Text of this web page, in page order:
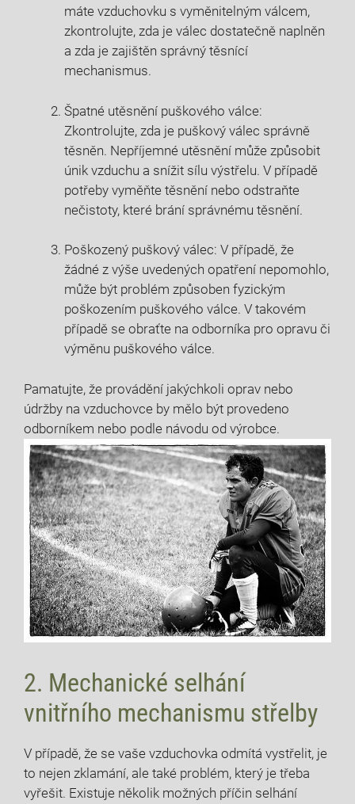
máte vzduchovku s vyměnitelným válcem,
zkontrolujte, zda je válec dostatečně naplněn
a zda je zajištěn správný těsnící
mechanismus.
Špatné utěsnění puškového válce:
Zkontrolujte, zda je puškový válec správně
těsněn. Nepříjemné utěsnění může způsobit
únik vzduchu a snížit sílu výstřelu. V případě
potřeby vyměňte těsnění nebo odstraňte
nečistoty, které brání správnému těsnění.
Poškozený puškový válec: V případě, že
žádné z výše uvedených opatření nepomohlo,
může být problém způsoben fyzickým
poškozením puškového válce. V takovém
případě se obraťte na odborníka pro opravu či
výměnu puškového válce.
Pamatujte, že provádění jakýchkoli oprav nebo
údržby na vzduchovce by mělo být provedeno
odborníkem nebo podle návodu od výrobce.
2. Mechanické selhání
vnitřního mechanismu střelby
V případě, že se vaše vzduchovka odmítá vystřelit, je
to nejen zklamání, ale také problém, který je třeba
vyřešit. Existuje několik možných příčin selhání